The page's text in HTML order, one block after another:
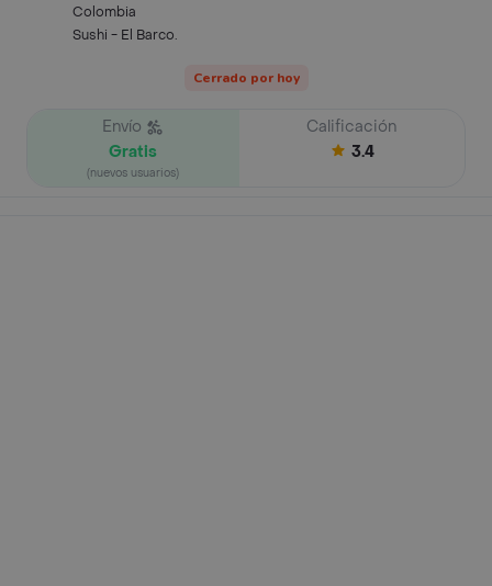
Colombia
Sushi - El Barco.
Cerrado por hoy
Envío
Gratis
(nuevos usuarios)
Calificación
3.4